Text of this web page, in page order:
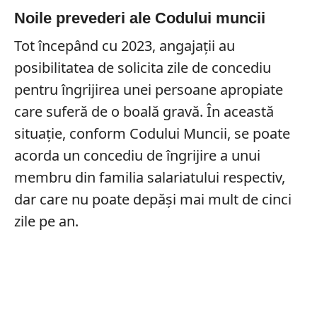
Noile prevederi ale Codului muncii
Tot începând cu 2023, angajații au
posibilitatea de solicita zile de concediu
pentru îngrijirea unei persoane apropiate
care suferă de o boală gravă. În această
situație, conform Codului Muncii, se poate
acorda un concediu de îngrijire a unui
membru din familia salariatului respectiv,
dar care nu poate depăși mai mult de cinci
zile pe an.